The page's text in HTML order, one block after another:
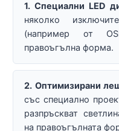
1. Специални LED
няколко
(например от
правоъгълна форма.
2. Оптимизирани
със специално
разпръскват
на правоъгълната